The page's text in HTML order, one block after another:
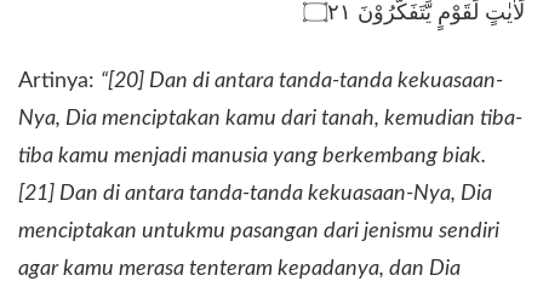
لَاٰيٰتٍ لِّقَوْمٍ يَّتَفَكَّرُوْنَ ۝٢١
​Artinya: “[20] Dan di antara tanda-tanda kekuasaan-
Nya, Dia menciptakan kamu dari tanah, kemudian tiba-
tiba kamu menjadi manusia yang berkembang biak.
[21] Dan di antara tanda-tanda kekuasaan-Nya, Dia
menciptakan untukmu pasangan dari jenismu sendiri
agar kamu merasa tenteram kepadanya, dan Dia